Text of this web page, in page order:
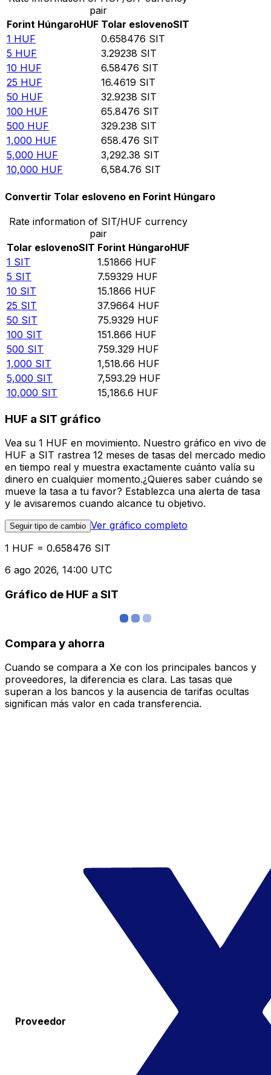
pair
Forint HúngaroHUF Tolar eslovenoSIT
1 HUF 0.658476 SIT
5 HUF 3.29238 SIT
10 HUF 6.58476 SIT
25 HUF 16.4619 SIT
50 HUF 32.9238 SIT
100 HUF 65.8476 SIT
500 HUF 329.238 SIT
1,000 HUF 658.476 SIT
5,000 HUF 3,292.38 SIT
10,000 HUF 6,584.76 SIT
Convertir Tolar esloveno en Forint Húngaro
Rate information of SIT/HUF currency
pair
Tolar eslovenoSIT Forint HúngaroHUF
1 SIT 1.51866 HUF
5 SIT 7.59329 HUF
10 SIT 15.1866 HUF
25 SIT 37.9664 HUF
50 SIT 75.9329 HUF
100 SIT 151.866 HUF
500 SIT 759.329 HUF
1,000 SIT 1,518.66 HUF
5,000 SIT 7,593.29 HUF
10,000 SIT 15,186.6 HUF
HUF a SIT gráfico
Vea su 1 HUF en movimiento. Nuestro gráfico en vivo de
HUF a SIT rastrea 12 meses de tasas del mercado medio
en tiempo real y muestra exactamente cuánto valía su
dinero en cualquier momento.¿Quieres saber cuándo se
mueve la tasa a tu favor? Establezca una alerta de tasa
y le avisaremos cuando alcance tu objetivo.
Seguir tipo de cambio Ver gráfico completo
1 HUF = 0.658476 SIT
6 ago 2026, 14:00 UTC
Gráfico de HUF a SIT
Compara y ahorra
Cuando se compara a Xe con los principales bancos y
proveedores, la diferencia es clara. Las tasas que
superan a los bancos y la ausencia de tarifas ocultas
significan más valor en cada transferencia.
Proveedor